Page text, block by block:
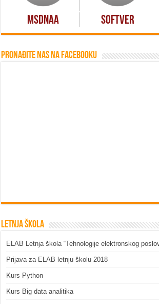
MSDNAA Softver
Pronađite nas na Facebooku
Letnja škola
ELAB Letnja škola “Tehnologije elektronskog
Prijava za ELAB letnju školu 2018
Kurs Python
Kurs Big data analitika